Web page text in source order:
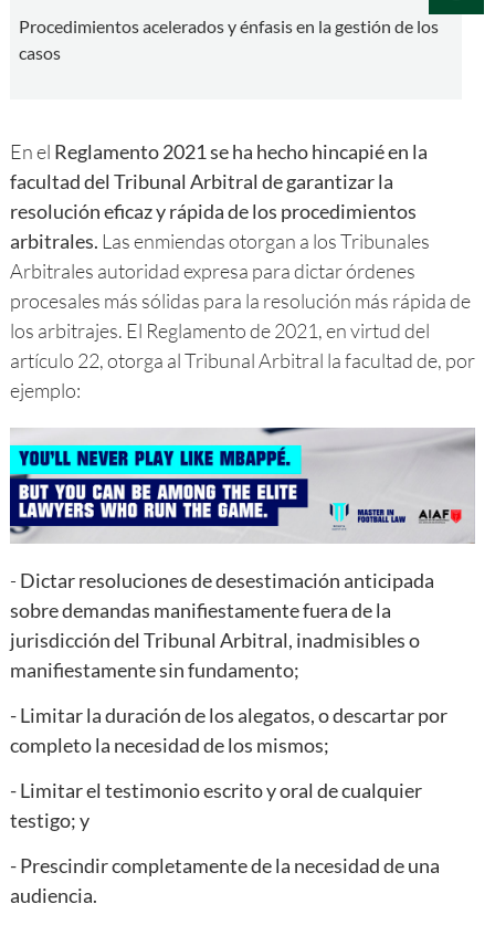
Procedimientos acelerados y énfasis en la gestión de los
casos
En el Reglamento 2021 se ha hecho hincapié en la
facultad del Tribunal Arbitral de garantizar la
resolución eficaz y rápida de los procedimientos
arbitrales. Las enmiendas otorgan a los Tribunales
Arbitrales autoridad expresa para dictar órdenes
procesales más sólidas para la resolución más rápida de
los arbitrajes. El Reglamento de 2021, en virtud del
artículo 22, otorga al Tribunal Arbitral la facultad de, por
ejemplo:
- Dictar resoluciones de desestimación anticipada
sobre demandas manifiestamente fuera de la
jurisdicción del Tribunal Arbitral, inadmisibles o
manifiestamente sin fundamento;
- Limitar la duración de los alegatos, o descartar por
completo la necesidad de los mismos;
- Limitar el testimonio escrito y oral de cualquier
testigo; y
- Prescindir completamente de la necesidad de una
audiencia.